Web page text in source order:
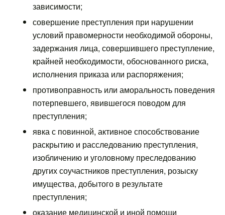
зависимости;
совершение преступления при нарушении
условий правомерности необходимой обороны,
задержания лица, совершившего преступление,
крайней необходимости, обоснованного риска,
исполнения приказа или распоряжения;
противоправность или аморальность поведения
потерпевшего, явившегося поводом для
преступления;
явка с повинной, активное способствование
раскрытию и расследованию преступления,
изобличению и уголовному преследованию
других соучастников преступления, розыску
имущества, добытого в результате
преступления;
оказание медицинской и иной помощи